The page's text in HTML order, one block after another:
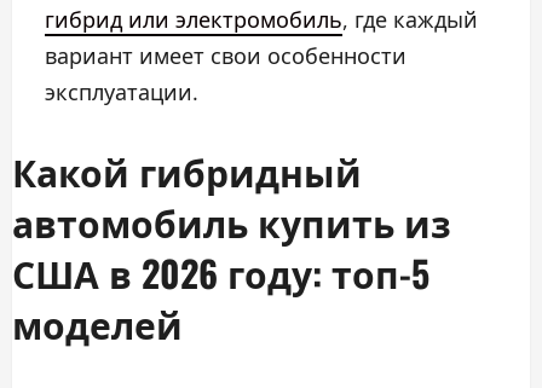
гибрид или электромобиль, где каждый
вариант имеет свои особенности
эксплуатации.
Какой гибридный
автомобиль купить из
США в 2026 году: топ-5
моделей